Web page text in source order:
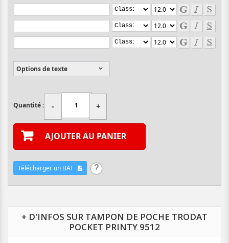
Options de texte
Quantité : - +
AJOUTER AU PANIER
Télécharger un BAT
+ D'INFOS SUR TAMPON DE POCHE TRODAT
POCKET PRINTY 9512